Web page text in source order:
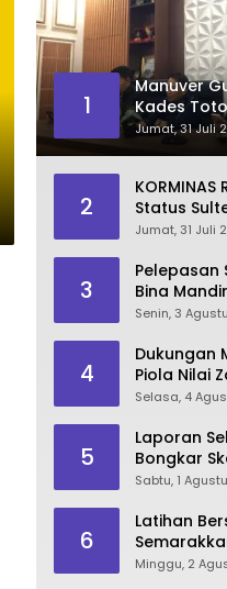
1
Manuver
Kades
Dinilai
Jumat, 31 Juli
2
Status
Rumah
Jumat, 31 Juli
3
Pelepasan
Bina
Dorong
Senin, 3
4
Dukungan
Piola Nilai
Tepat
Selasa, 4
5
Laporan
Bongkar
‘Siluman’
Sabtu, 1
6
Latihan
Sultan
Minggu, 2